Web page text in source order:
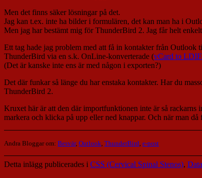
Men det finns säker lösningar på det.
Jag kan t.ex. inte ha bilder i formulären, det kan man ha i
Men jag har bestämt mig för ThunderBird 2. Jag får helt
Ett tag hade jag problem med att få in kontakter från
ThunderBird via en s.k. OnLine-konverterade (vCard to
(Det är kanske inte ens är med någon i exporten?)
Det där funkar så länge du har enstaka kontakter. Har du
ThunderBird 2.
Kruxet här är att den där importfunktionen inte är så
markera och klicka på upp eller ned knappar. Och när man
Andra Bloggar om: Besvär, Outlook, ThunderBird, e-post
Detta inlägg publicerades i CSS (Cervical Spinal Stenos),